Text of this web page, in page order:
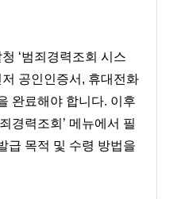
‘범죄경력조회 시스
공인인증서, 휴대전화
완료해야 합니다. 이후
경력조회’ 메뉴에서 필
급 목적 및 수령 방법을